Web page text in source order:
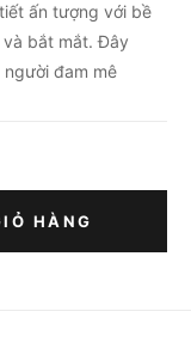
ấn tượng với bề
bắt mắt. Đây
đam mê
HÀNG